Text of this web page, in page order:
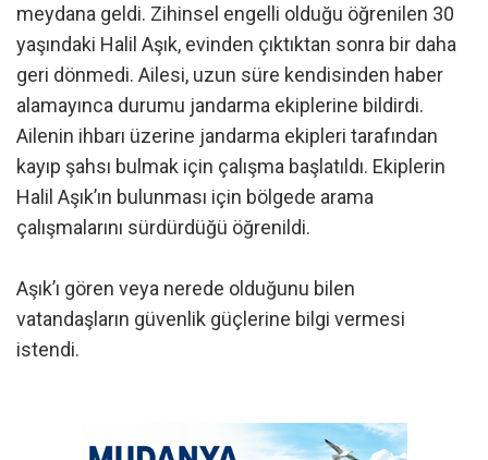
meydana geldi. Zihinsel engelli olduğu öğrenilen 30
yaşındaki Halil Aşık, evinden çıktıktan sonra bir daha
geri dönmedi. Ailesi, uzun süre kendisinden haber
alamayınca durumu jandarma ekiplerine bildirdi.
Ailenin ihbarı üzerine jandarma ekipleri tarafından
kayıp şahsı bulmak için çalışma başlatıldı. Ekiplerin
Halil Aşık’ın bulunması için bölgede arama
çalışmalarını sürdürdüğü öğrenildi.
Aşık’ı gören veya nerede olduğunu bilen
vatandaşların güvenlik güçlerine bilgi vermesi
istendi.